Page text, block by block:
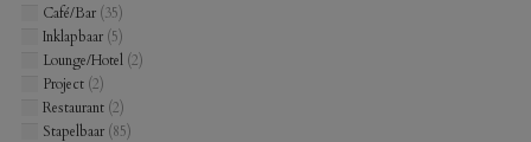
Café/Bar (35)
Inklapbaar (5)
Lounge/Hotel (2)
Project (2)
Restaurant (2)
Stapelbaar (85)